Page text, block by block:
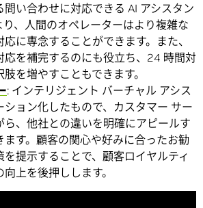
い合わせに対応できる AI アシスタン
り、人間のオペレーターはより複雑な
に専念することができます。また、
応を補完するのにも役立ち、24 時間対
を増やすこともできます。
: インテリジェント バーチャル アシス
ション化したもので、カスタマー サー
ら、他社との違いを明確にアピールす
ます。顧客の関心や好みに合ったお勧
提示することで、顧客ロイヤルティ
上を後押しします。